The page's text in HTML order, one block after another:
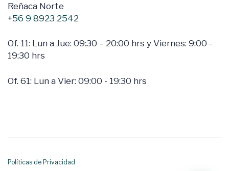
Reñaca Norte
+56 9 8923 2542
Of. 11: Lun a Jue: 09:30 – 20:00 hrs y Viernes: 9:00 -
19:30 hrs
Of. 61: Lun a Vier: 09:00 - 19:30 hrs
Políticas de Privacidad